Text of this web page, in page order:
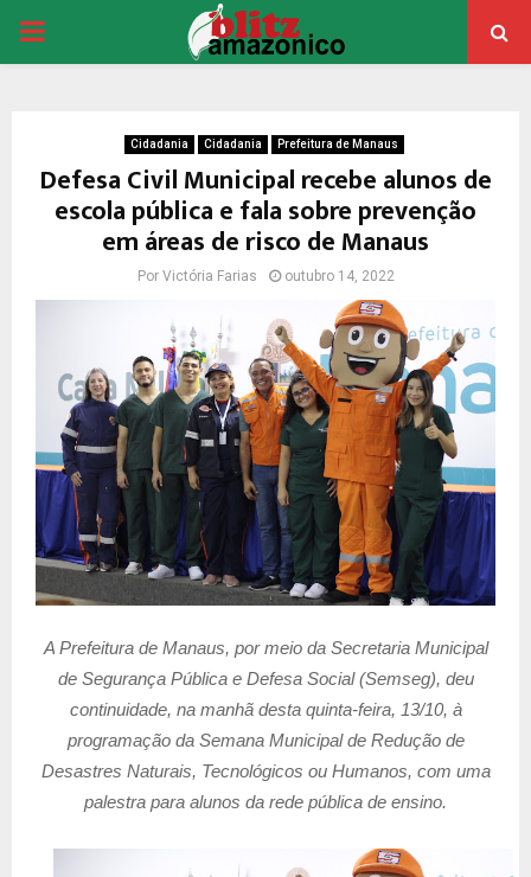
PRIMARY
Cidadania Cidadania Prefeitura de Manaus
Defesa Civil Municipal recebe alunos de
escola pública e fala sobre prevenção
em áreas de risco de Manaus
Por Victória Farias outubro 14, 2022
A Prefeitura de Manaus, por meio da Secretaria Municipal
de Segurança Pública e Defesa Social (Semseg), deu
continuidade, na manhã desta quinta-feira, 13/10, à
programação da Semana Municipal de Redução de
Desastres Naturais, Tecnológicos ou Humanos, com uma
palestra para alunos da rede pública de ensino.